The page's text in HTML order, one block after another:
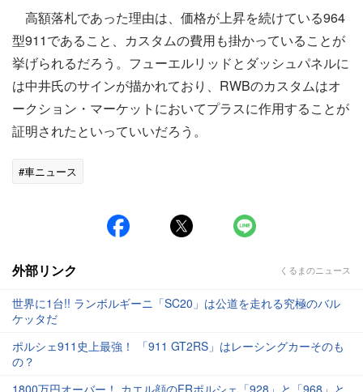
高額落札であった理由は、価格が上昇を続けている964
型911であること、カスタムの費用も掛かっていることが
挙げられるだろう。フューエルリッドとダッシュパネルに
は中井氏のサインが描かれており、RWBのカスタムはオ
ークション・マーケットにおいてプラスに作用することが
証明されたといっていいだろう。
#車ニュース
外部リンク くるまのニュース
世界に1台!! ランボルギーニ「SC20」は公道を走れる究極のバル
ケッタだ
ポルシェ911史上最強！ 「911 GT2RS」はレーシングカーそのも
の？
1800万円オーバー！ カエル顔のFRポルシェ「928」と「968」と